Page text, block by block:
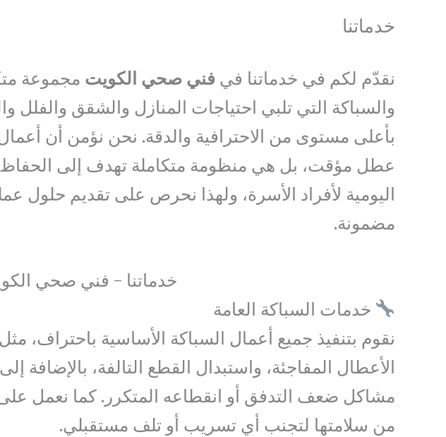
خدماتنا
نقدّم لكم في خدماتنا في فني صحي الكويت مجموعة
والسباكة التي تلبي احتياجات المنازل والشقق والفلل
بأعلى مستوى من الاحترافية والدقة. نحن نؤمن أن
عطل مؤقت، بل هي منظومة متكاملة تهدف إلى الحفاظ
اليومية لأفراد الأسرة، ولهذا نحرص على تقديم حلول
مضمونة.
خدماتنا – فني صحي
خدمات السباكة العامة
نقوم بتنفيذ جميع أعمال السباكة الأساسية باحتراف،
الأعطال المفاجئة، واستبدال القطع التالفة،
مشاكل ضعف التدفق أو انقطاعه المتكرر. كما نعمل على
من سلامتها لتجنب أي تسريب أو تلف مستقبلي.